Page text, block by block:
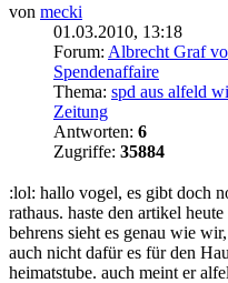
von mecki
01.03.2010, 13:18
Forum: Albrecht Graf
Spendenaffaire
Thema: spd aus alfeld
Zeitung
Antworten: 6
Zugriffe: 35884
:lol: hallo vogel, es gibt doch
rathaus. haste den artikel
behrens sieht es genau wie
auch nicht dafür es für den
heimatstube. auch meint er